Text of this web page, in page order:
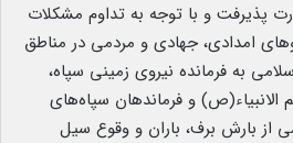
پذیرفت و با توجه به تداوم مشکلات
امدادی، جهادی و مردمی در مناطق
به فرمانده نیروی زمینی سپاه،
الانبیاء(ص) و فرماندهان سپاه‌های
از بارش برف، باران و وقوع سیل